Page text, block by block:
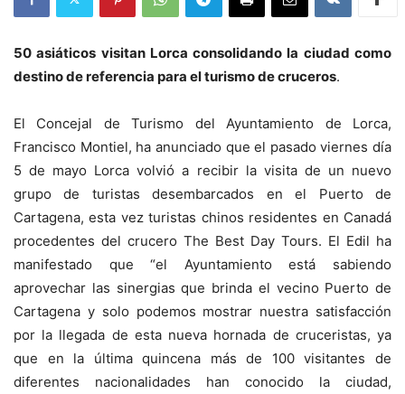
50 asiáticos visitan Lorca consolidando la ciudad como
destino de referencia para el turismo de cruceros.
El Concejal de Turismo del Ayuntamiento de Lorca,
Francisco Montiel, ha anunciado que el pasado viernes día
5 de mayo Lorca volvió a recibir la visita de un nuevo
grupo de turistas desembarcados en el Puerto de
Cartagena, esta vez turistas chinos residentes en Canadá
procedentes del crucero The Best Day Tours. El Edil ha
manifestado que “el Ayuntamiento está sabiendo
aprovechar las sinergias que brinda el vecino Puerto de
Cartagena y solo podemos mostrar nuestra satisfacción
por la llegada de esta nueva hornada de cruceristas, ya
que en la última quincena más de 100 visitantes de
diferentes nacionalidades han conocido la ciudad,